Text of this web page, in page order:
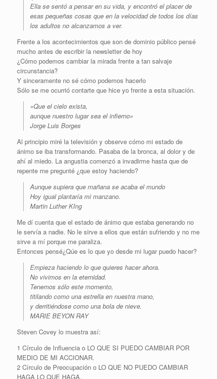
Ella se sentó a pensar en su vida, y encontró el placer de
esas pequeñas cosas que en la velocidad de todos los días
los adultos no alcanzamos a ver.
Frente a los acontecimientos que son de dominio público pensé
mucho antes de escribir la newsletter de hoy
¿Cómo podemos cambiar la mirada frente a tan salvaje
circunstancia?
Y sinceramente no sé cómo podemos hacerlo
Sólo se me ocurrió contarte que hice yo frente a esta situación.
«Que el cielo exista,
aunque nuestro lugar sea el infierno»
Jorge Luis Borges
Al principio miré la televisión y observe cómo mi estado de
ánimo se iba transformando. Pasaba de la bronca, al dolor y de
ahí al miedo. La angustia comenzó a invadirme hasta que de
repente me pregunté ¿que estoy haciendo?
Aunque supiera que mañana se acaba el mundo
Hoy igual plantaría mi manzano.
Martin Luther KIng
Me dí cuenta que el estado de ánimo que estaba generando no
le servía a nadie. No le sirve a ellos que están sufriendo y no me
sirve a mí porque me paraliza.
Entonces pensé¿Qúe es lo que yo desde mi lugar puedo hacer?
Empieza haciendo lo que quieres hacer ahora.
No vivimos en la eternidad.
Tenemos sólo este momento,
titilando como una estrella en nuestra mano,
y derritiéndose como una bola de nieve.
MARIE BEYON RAY
Steven Covey lo muestra así:
1 Círculo de Influencia o LO QUE SI PUEDO CAMBIAR POR
MEDIO DE MI ACCIONAR.
2 Círculo de Preocupación o LO QUE NO PUEDO CAMBIAR
HAGA LO QUE HAGA.